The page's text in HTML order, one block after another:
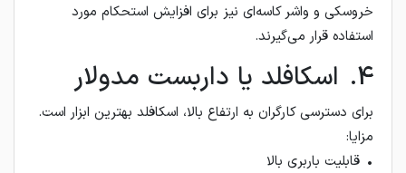
خروسکی و واشر کاسه‌ای نیز برای افزایش استحکام مورد
استفاده قرار می‌گیرند.
4. اسکافلد یا داربست مدولار
برای دسترسی کارگران به ارتفاع بالا، اسکافلد بهترین ابزار است.
مزایا:
• قابلیت باربری بالا